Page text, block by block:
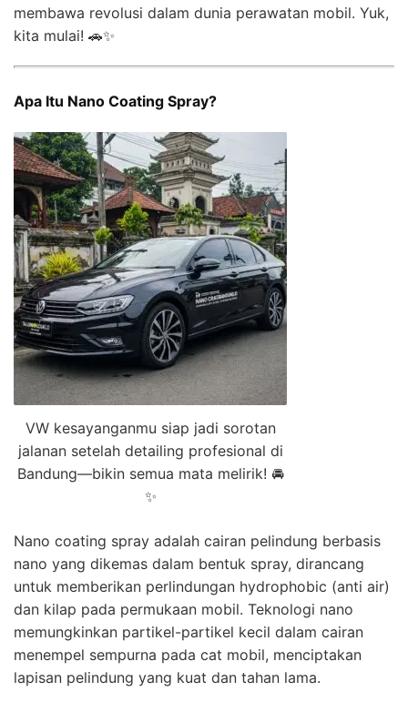
membawa revolusi dalam dunia perawatan mobil. Yuk,
kita mulai! 🚗✨
Apa Itu Nano Coating Spray?
VW kesayanganmu siap jadi sorotan
jalanan setelah detailing profesional di
Bandung—bikin semua mata melirik! 🚘
✨
Nano coating spray adalah cairan pelindung berbasis
nano yang dikemas dalam bentuk spray, dirancang
untuk memberikan perlindungan hydrophobic (anti air)
dan kilap pada permukaan mobil. Teknologi nano
memungkinkan partikel-partikel kecil dalam cairan
menempel sempurna pada cat mobil, menciptakan
lapisan pelindung yang kuat dan tahan lama.